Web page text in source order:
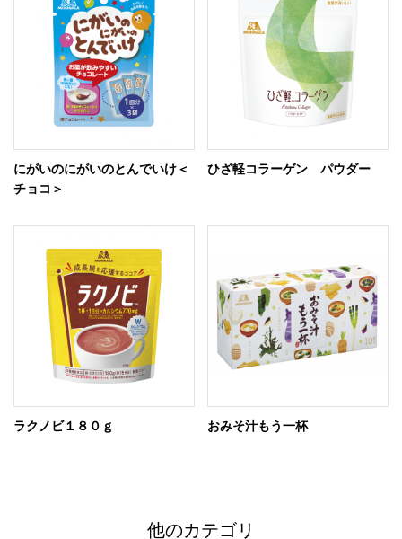
にがいのにがいのとんでいけ＜
チョコ＞
ひざ軽コラーゲン パウダー
ラクノビ１８０ｇ おみそ汁もう一杯
他のカテゴリ